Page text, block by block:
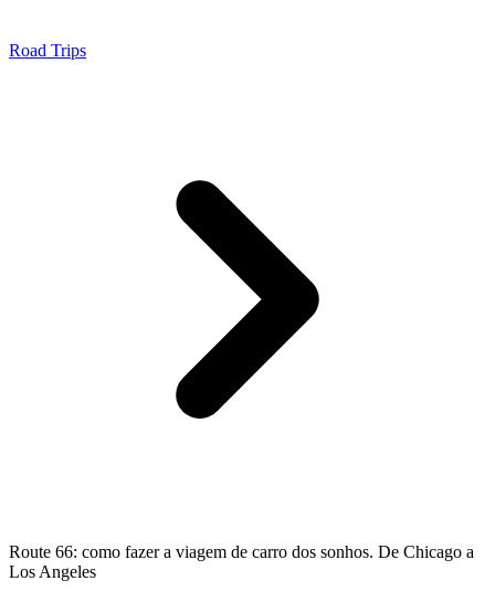
Road Trips
Route 66: como fazer a viagem de carro dos sonhos. De Chicago a
Los Angeles